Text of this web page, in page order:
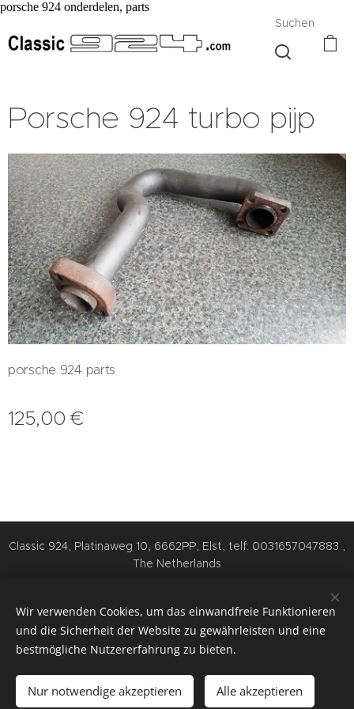
porsche 924 onderdelen, parts
Suchen
Porsche 924 turbo pijp
porsche 924 parts
125,00 €
Zum Warenkorb hinzufügen
Classic 924, Platinaweg 10, 6662PP, Elst, telf: 0031657047883 ,
The Netherlands
Nederlands
English Deutsch
Wir verwenden Cookies, um das einwandfreie Funktionieren
und die Sicherheit der Website zu gewährleisten und eine
bestmögliche Nutzererfahrung zu bieten.
Nur notwendige akzeptieren Alle akzeptieren